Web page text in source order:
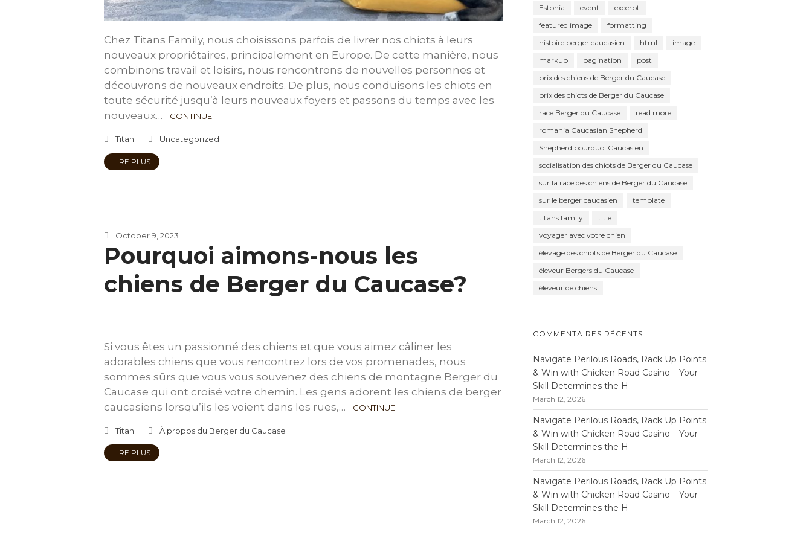
Chez Titans Family, nous choisissons parfois de livrer nos chiots à leurs
nouveaux propriétaires, principalement en Europe. De cette manière, nous
combinons travail et loisirs, nous rencontrons de nouvelles personnes et
découvrons de nouveaux endroits. De plus, nous conduisons les chiots en
toute sécurité jusqu’à leurs nouveaux foyers et passons du temps avec les
nouveaux…
CONTINUE
Titan Uncategorized
LIRE PLUS
October 9, 2023
Pourquoi aimons-nous les
chiens de Berger du Caucase?
Si vous êtes un passionné des chiens et que vous aimez câliner les
adorables chiens que vous rencontrez lors de vos promenades, nous
sommes sûrs que vous vous souvenez des chiens de montagne Berger du
Caucase qui ont croisé votre chemin. Les gens adorent les chiens de berger
caucasiens lorsqu’ils les voient dans les rues,…
CONTINUE
Titan À propos du Berger du Caucase
LIRE PLUS
Estonia event
excerpt
featured image
formatting
histoire berger caucasien
html
image
markup
pagination
post
prix des chiens de Berger du Caucase
prix des chiots de Berger du Caucase
race Berger du Caucase
read more
romania Caucasian Shepherd
Shepherd pourquoi Caucasien
socialisation des chiots de Berger du Caucase
sur la race des chiens de Berger du Caucase
sur le berger caucasien
template
titans family
title
voyager avec votre chien
élevage des chiots de Berger du Caucase
éleveur Bergers du Caucase
éleveur de chiens
COMMENTAIRES RÉCENTS
Navigate Perilous Roads, Rack Up Points
& Win with Chicken Road Casino – Your
Skill Determines the H
March 12, 2026
Navigate Perilous Roads, Rack Up Points
& Win with Chicken Road Casino – Your
Skill Determines the H
March 12, 2026
Navigate Perilous Roads, Rack Up Points
& Win with Chicken Road Casino – Your
Skill Determines the H
March 12, 2026